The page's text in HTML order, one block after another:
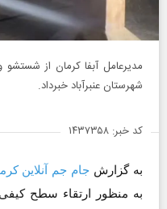
شهرستان عنبرآباد خبرداد.
کد خبر: ۱۴۳۷۳۵۸
به گزارش جام جم آنلاین
به منظور ارتقاء سطح